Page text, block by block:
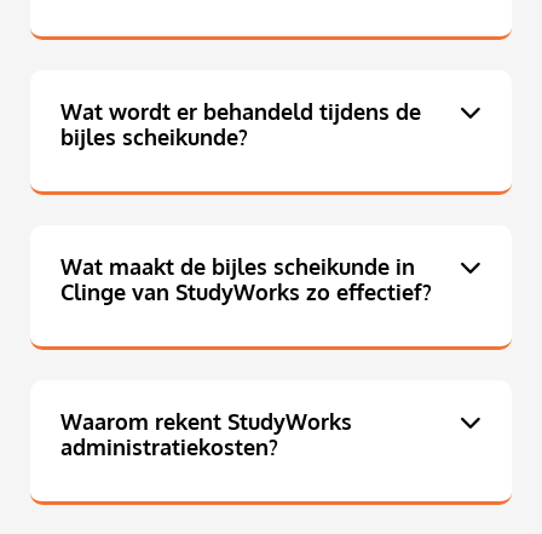
Wat wordt er behandeld tijdens de
bijles scheikunde?
Wat maakt de bijles scheikunde in
Clinge van StudyWorks zo effectief?
Waarom rekent StudyWorks
administratiekosten?